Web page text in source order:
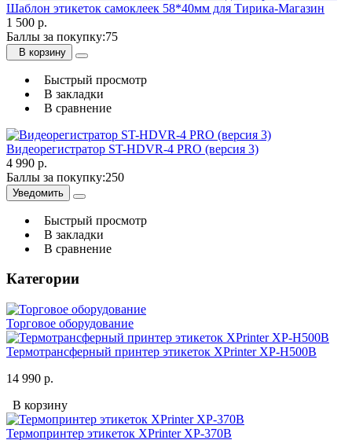
Шаблон этикеток самоклеек 58*40мм для Тирика-Магазин
1 500 р.
Баллы за покупку:75
В корзину
Быстрый просмотр
В закладки
В сравнение
Видеорегистратор ST-HDVR-4 PRO (версия 3)
4 990 р.
Баллы за покупку:250
Уведомить
Быстрый просмотр
В закладки
В сравнение
Категории
Торговое оборудование
Термотрансферный принтер этикеток XPrinter XP-H500B
14 990 р.
В корзину
Термопринтер этикеток XPrinter XP-370B